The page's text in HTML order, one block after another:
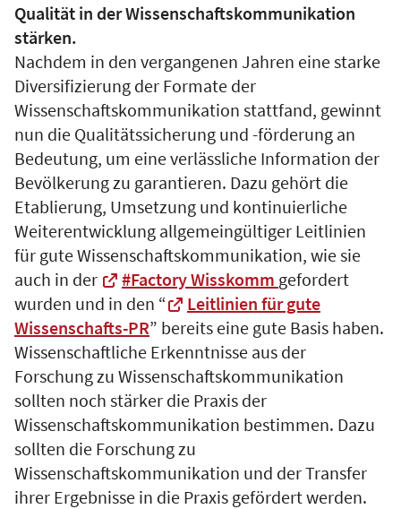
Qualität in der Wissenschaftskommunikation
stärken.
Nachdem in den vergangenen Jahren eine starke
Diversifizierung der Formate der
Wissenschaftskommunikation stattfand, gewinnt
nun die Qualitätssicherung und -förderung an
Bedeutung, um eine verlässliche Information der
Bevölkerung zu garantieren. Dazu gehört die
Etablierung, Umsetzung und kontinuierliche
Weiterentwicklung allgemeingültiger Leitlinien
für gute Wissenschaftskommunikation, wie sie
auch in der
#Factory Wisskomm gefordert
wurden und in den “
Leitlinien für gute
Wissenschafts-PR” bereits eine gute Basis haben.
Wissenschaftliche Erkenntnisse aus der
Forschung zu Wissenschaftskommunikation
sollten noch stärker die Praxis der
Wissenschaftskommunikation bestimmen. Dazu
sollten die Forschung zu
Wissenschaftskommunikation und der Transfer
ihrer Ergebnisse in die Praxis gefördert werden.